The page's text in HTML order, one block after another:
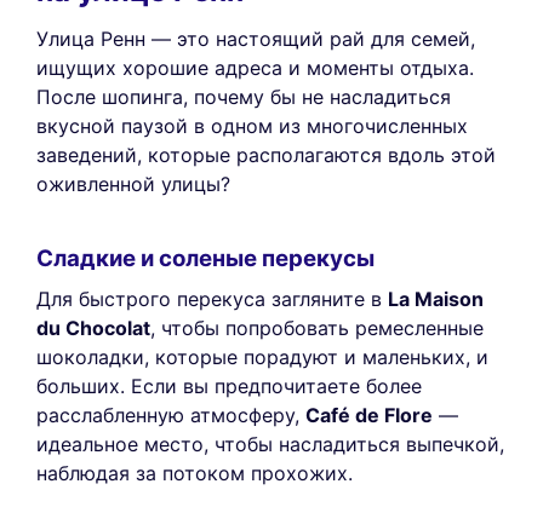
Улица Ренн — это настоящий рай для семей,
ищущих хорошие адреса и моменты отдыха.
После шопинга, почему бы не насладиться
вкусной паузой в одном из многочисленных
заведений, которые располагаются вдоль этой
оживленной улицы?
Сладкие и соленые перекусы
Для быстрого перекуса загляните в La Maison
du Chocolat, чтобы попробовать ремесленные
шоколадки, которые порадуют и маленьких, и
больших. Если вы предпочитаете более
расслабленную атмосферу, Café de Flore —
идеальное место, чтобы насладиться выпечкой,
наблюдая за потоком прохожих.